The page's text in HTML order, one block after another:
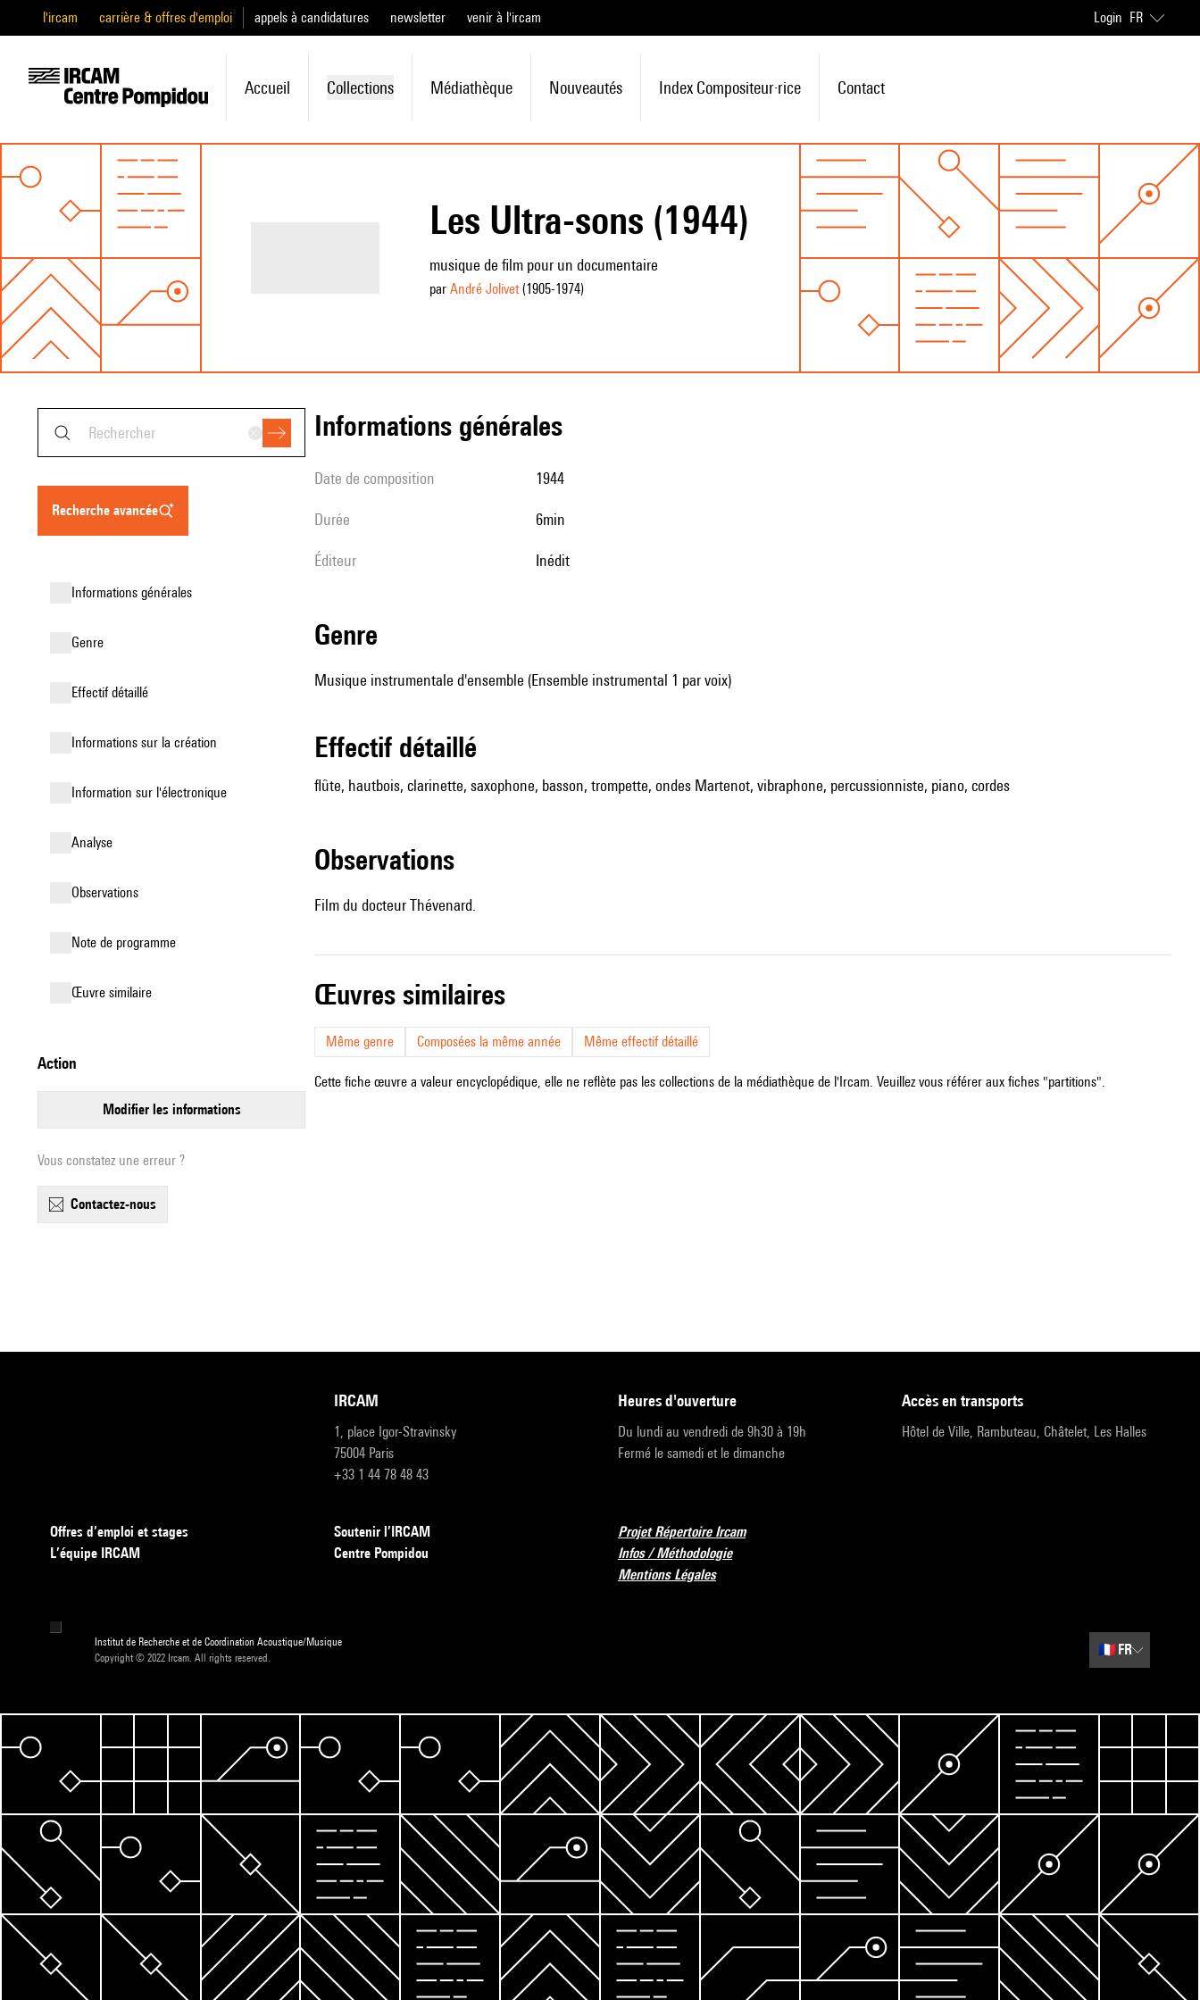
l'ircam carrière & offres d'emploi appels à candidatures newsletter venir à l'ircam Login FR
Accueil Collections Médiathèque Nouveautés Index Compositeur·rice Contact
Les Ultra-sons (1944)
musique de film pour un documentaire
par André Jolivet(1905-1974)
recherche avancée
informations générales
genre
effectif détaillé
informations sur la création
Information sur l'électronique
analyse
observations
Note de programme
œuvre similaire
action
modifier les informations
Vous constatez une erreur ?
contactez-nous
informations générales
date de composition 1944
durée 6min
éditeur Inédit
genre
Musique instrumentale d'ensemble (Ensemble instrumental 1 par voix)
effectif détaillé
flûte, hautbois, clarinette, saxophone, basson, trompette, ondes Martenot, vibraphone, percussionniste, piano, cordes
observations
Film du docteur Thévenard.
œuvres similaires
Même genre Composées la même année Même effectif détaillé
Cette fiche œuvre a valeur encyclopédique, elle ne reflète pas les collections de la médiathèque de l'Ircam. Veuillez vous référer aux fiches "partitions".
IRCAM
1, place Igor-Stravinsky
75004 Paris
+33 1 44 78 48 43
heures d'ouverture
Du lundi au vendredi de 9h30 à 19h
Fermé le samedi et le dimanche
accès en transports
Hôtel de Ville, Rambuteau, Châtelet, Les Halles
Offres d’emploi et stages
L’équipe IRCAM
Soutenir l’IRCAM
Centre Pompidou
Projet Répertoire Ircam
Infos / Méthodologie
Mentions Légales
Institut de Recherche et de Coordination Acoustique/Musique
Copyright © 2022 Ircam. All rights reserved.
🇫🇷 FR